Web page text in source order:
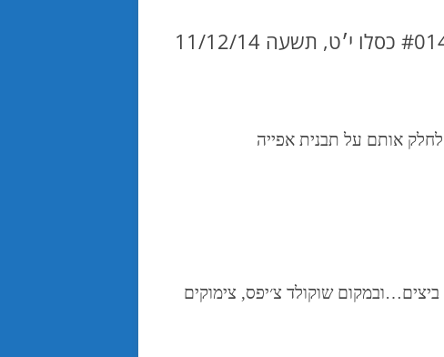
לחלק אותם על תבנית אפייה
ביצים…ובמקום שוקולד צ׳יפס, צימוקים